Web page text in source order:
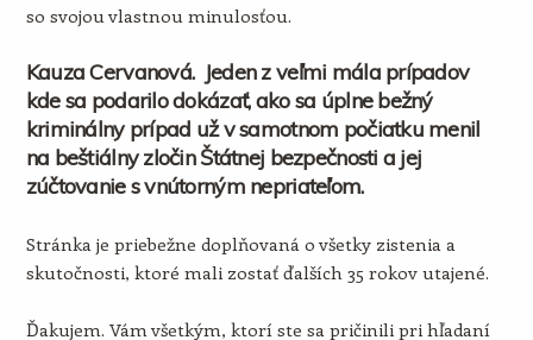
so svojou vlastnou minulosťou.
Kauza Cervanová. Jeden z veľmi mála prípadov
kde sa podarilo dokázať, ako sa úplne bežný
kriminálny prípad už v samotnom počiatku menil
na beštiálny zločin Štátnej bezpečnosti a jej
zúčtovanie s vnútorným nepriateľom.
Stránka je priebežne doplňovaná o všetky zistenia a
skutočnosti, ktoré mali zostať ďalších 35 rokov utajené.
Ďakujem. Vám všetkým, ktorí ste sa pričinili pri hľadaní